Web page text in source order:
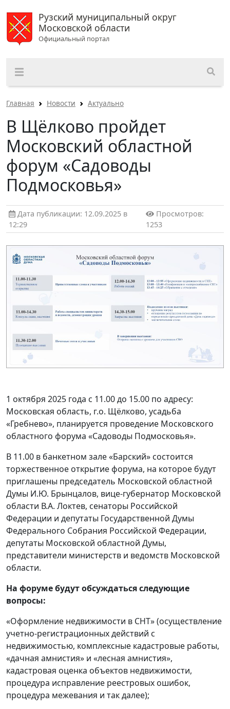
Рузский муниципальный округ
Московской области
Официальный портал
Главная Новости Актуально
В Щёлково пройдет
Московский областной
форум «Садоводы
Подмосковья»
Дата публикации: 12.09.2025 в
12:29
Просмотров:
1253
1 октября 2025 года с 11.00 до 15.00 по адресу:
Московская область, г.о. Щёлково, усадьба
«Гребнево», планируется проведение Московского
областного форума «Садоводы Подмосковья».
В 11.00 в банкетном зале «Барский» состоится
торжественное открытие форума, на которое будут
приглашены председатель Московской областной
Думы И.Ю. Брынцалов, вице-губернатор Московской
области В.А. Локтев, сенаторы Российской
Федерации и депутаты Государственной Думы
Федерального Собрания Российской Федерации,
депутаты Московской областной Думы,
представители министерств и ведомств Московской
области.
На форуме будут обсуждаться следующие
вопросы:
«Оформление недвижимости в СНТ» (осуществление
учетно-регистрационных действий с
недвижимостью, комплексные кадастровые работы,
«дачная амнистия» и «лесная амнистия»,
кадастровая оценка объектов недвижимости,
процедура исправление реестровых ошибок,
процедура межевания и так далее);